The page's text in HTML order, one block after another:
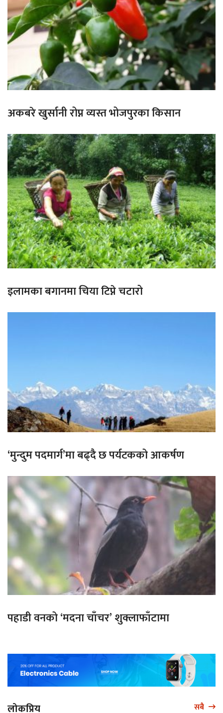
अकबरे खुर्सानी रोप्न व्यस्त भोजपुरका किसान
इलामका बगानमा चिया टिप्ने चटारो
‘मुन्दुम पदमार्ग’मा बढ्दै छ पर्यटकको आकर्षण
पहाडी वनको ‘मदना चाँचर’ शुक्लाफाँटामा
लोकप्रिय सबै